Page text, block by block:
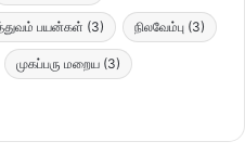
பயன்கள் (3) நிலவேம்பு (3)
முகப்பரு மறைய (3)